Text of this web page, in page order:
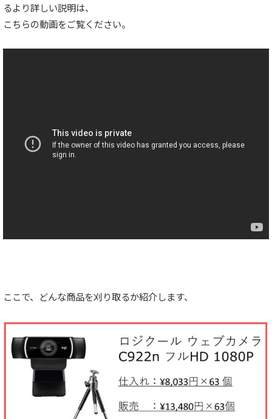
るより詳しい説明は、
こちらの動画をご覧ください。
ここで、どんな商品を刈り取るか紹介します、